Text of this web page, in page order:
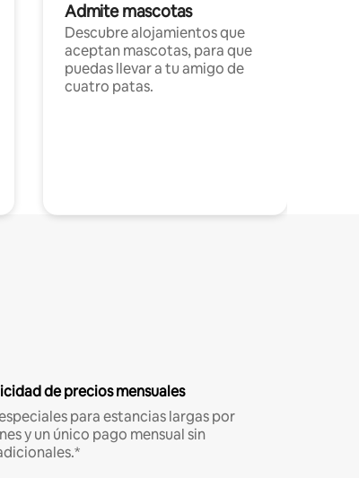
Admite mascotas
Descubre alojamientos que
aceptan mascotas, para que
puedas llevar a tu amigo de
cuatro patas.
de precios mensuales
para estancias largas por
y un único pago mensual sin